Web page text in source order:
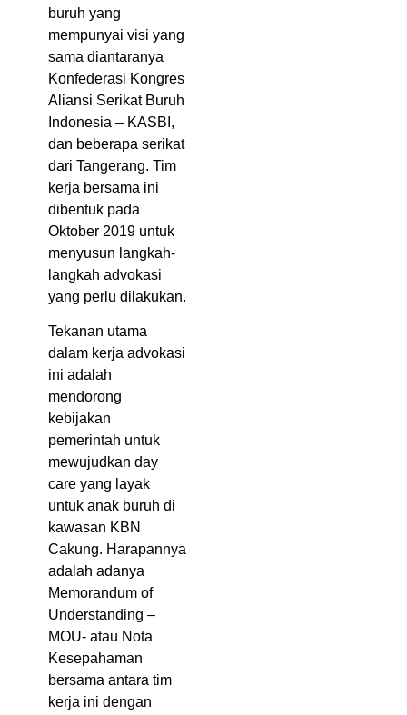
buruh yang
mempunyai visi yang
sama diantaranya
Konfederasi Kongres
Aliansi Serikat Buruh
Indonesia – KASBI,
dan beberapa serikat
dari Tangerang. Tim
kerja bersama ini
dibentuk pada
Oktober 2019 untuk
menyusun langkah-
langkah advokasi
yang perlu dilakukan.
Tekanan utama
dalam kerja advokasi
ini adalah
mendorong
kebijakan
pemerintah untuk
mewujudkan day
care yang layak
untuk anak buruh di
kawasan KBN
Cakung. Harapannya
adalah adanya
Memorandum of
Understanding –
MOU- atau Nota
Kesepahaman
bersama antara tim
kerja ini dengan